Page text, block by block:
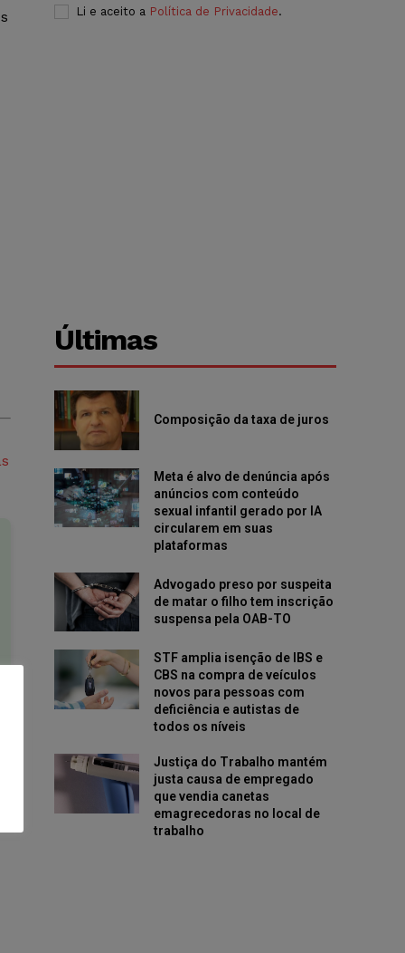
Li e aceito a Política de Privacidade.
Últimas
Composição da taxa de juros
Meta é alvo de denúncia após
anúncios com conteúdo
sexual infantil gerado por IA
circularem em suas
plataformas
Advogado preso por suspeita
de matar o filho tem inscrição
suspensa pela OAB-TO
STF amplia isenção de IBS e
CBS na compra de veículos
novos para pessoas com
deficiência e autistas de
todos os níveis
Justiça do Trabalho mantém
justa causa de empregado
que vendia canetas
emagrecedoras no local de
trabalho